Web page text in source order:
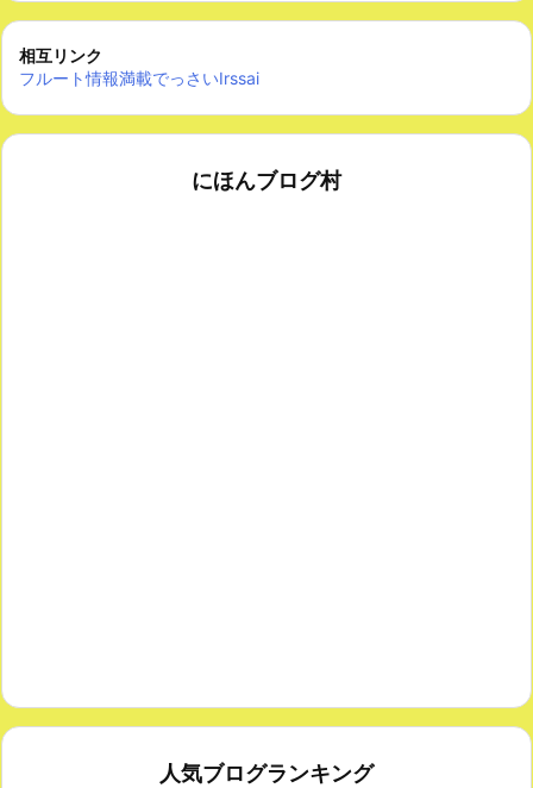
相互リンク
フルート情報満載でっさいIrssai
にほんブログ村
人気ブログランキング